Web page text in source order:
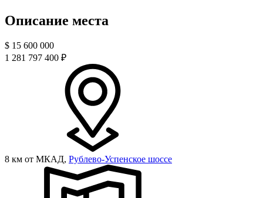
Описание места
$ 15 600 000
1 281 797 400 ₽
8 км от МКАД, Рублево-Успенское шоссе